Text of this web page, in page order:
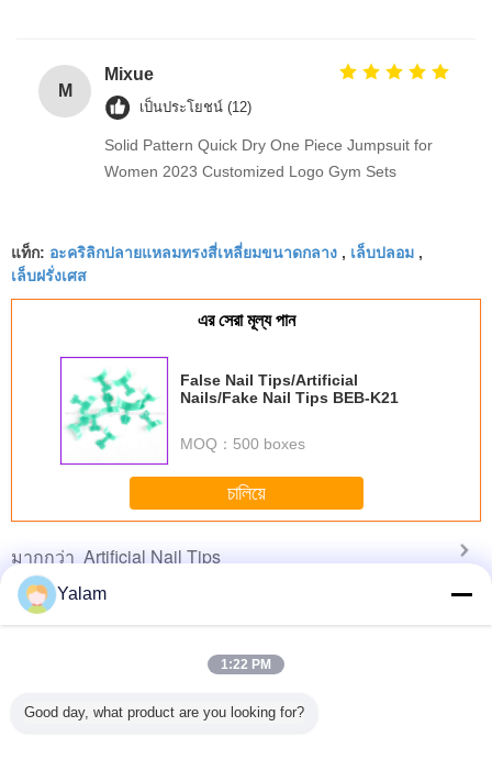
M
Mixue
เป็นประโยชน์ (12)
Solid Pattern Quick Dry One Piece Jumpsuit for
Women 2023 Customized Logo Gym Sets
แท็ก: อะคริลิกปลายแหลมทรงสี่เหลี่ยมขนาดกลาง , เล็บปลอม ,
เล็บฝรั่งเศส
এর সেরা মূল্য পান
False Nail Tips/Artificial
Nails/Fake Nail Tips BEB-K21
MOQ： 500 boxes
চালিয়ে
มากกว่า Artificial Nail Tips
For
Luxury and
Yalam
1:22 PM
Good day, what product are you looking for?